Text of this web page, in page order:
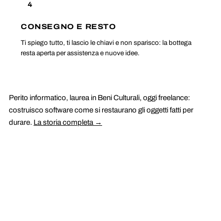
4
CONSEGNO E RESTO
Ti spiego tutto, ti lascio le chiavi e non sparisco: la bottega
resta aperta per assistenza e nuove idee.
Perito informatico, laurea in Beni Culturali, oggi freelance:
costruisco software come si restaurano gli oggetti fatti per
durare. La storia completa →